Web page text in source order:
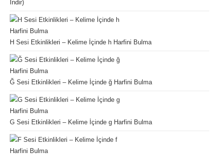
İndir)
H Sesi Etkinlikleri – Kelime İçinde h Harfini Bulma
Ğ Sesi Etkinlikleri – Kelime İçinde ğ Harfini Bulma
G Sesi Etkinlikleri – Kelime İçinde g Harfini Bulma